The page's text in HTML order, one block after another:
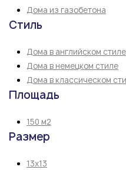
Дома из газобетона
Стиль
Дома в английском стиле
Дома в немецком стиле
Дома в классическом
Площадь
150 м2
Размер
13х13